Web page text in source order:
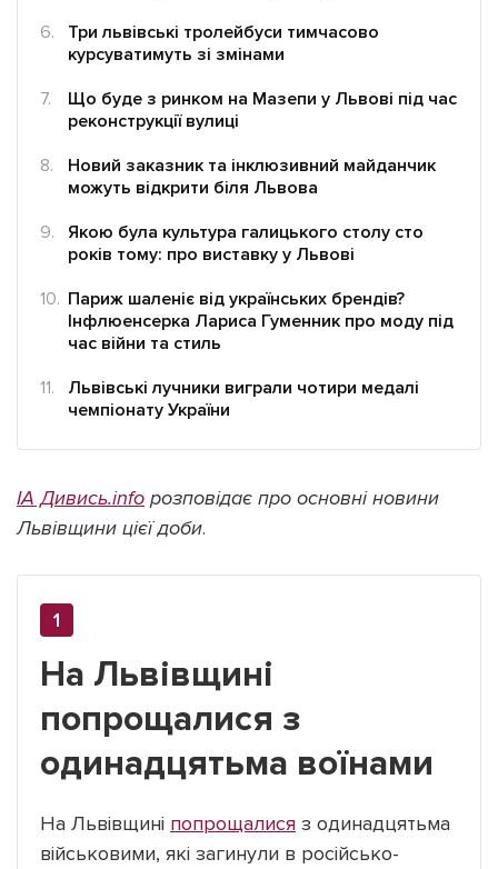
Три львівські тролейбуси тимчасово
курсуватимуть зі змінами
Що буде з ринком на Мазепи у Львові під час
реконструкції вулиці
Новий заказник та інклюзивний майданчик
можуть відкрити біля Львова
Якою була культура галицького столу сто
років тому: про виставку у Львові
Париж шаленіє від українських брендів?
Інфлюенсерка Лариса Гуменник про моду під
час війни та стиль
Львівські лучники виграли чотири медалі
чемпіонату України
ІА Дивись.info розповідає про основні новини
Львівщини цієї доби.
На Львівщині
попрощалися з
одинадцятьма воїнами
На Львівщині попрощалися з одинадцятьма
військовими, які загинули в російсько-